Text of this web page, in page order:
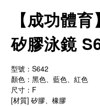
【成功體
矽膠泳鏡
型號：S642
顏色：黑色、藍色、紅色
尺寸：F
[材質] 矽膠、橡膠